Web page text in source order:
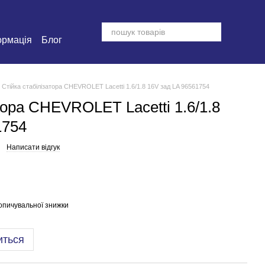
Блог
Стійка стабілізатора CHEVROLET Lacetti 1.6/1.8 16V зад LA 96561754
CHEVROLET Lacetti 1.6/1.8
Написати відгук
знижки